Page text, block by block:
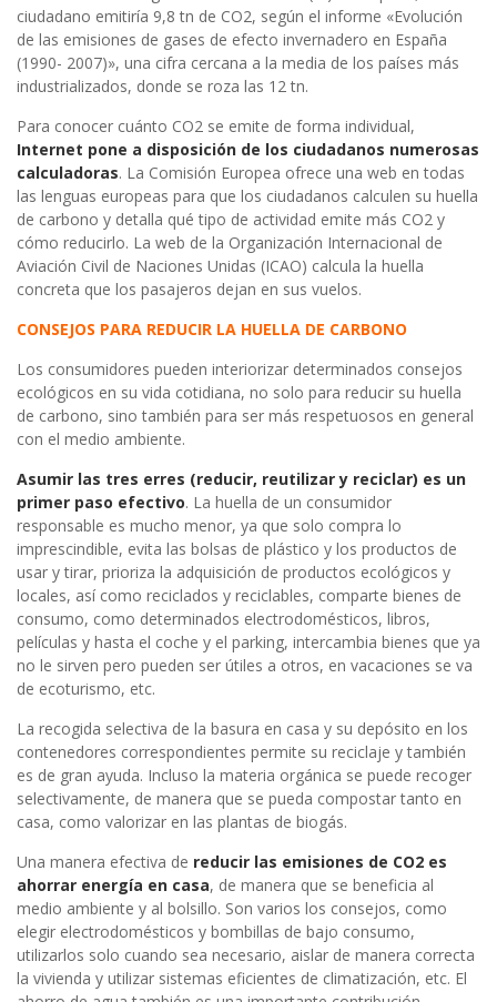
ciudadano emitiría 9,8 tn de CO2, según el informe «Evolución
de las emisiones de gases de efecto invernadero en España
(1990- 2007)», una cifra cercana a la media de los países más
industrializados, donde se roza las 12 tn.
Para conocer cuánto CO2 se emite de forma individual,
Internet pone a disposición de los ciudadanos numerosas
calculadoras. La Comisión Europea ofrece una web en todas
las lenguas europeas para que los ciudadanos calculen su huella
de carbono y detalla qué tipo de actividad emite más CO2 y
cómo reducirlo. La web de la Organización Internacional de
Aviación Civil de Naciones Unidas (ICAO) calcula la huella
concreta que los pasajeros dejan en sus vuelos.
CONSEJOS PARA REDUCIR LA HUELLA DE CARBONO
Los consumidores pueden interiorizar determinados consejos
ecológicos en su vida cotidiana, no solo para reducir su huella
de carbono, sino también para ser más respetuosos en general
con el medio ambiente.
Asumir las tres erres (reducir, reutilizar y reciclar) es un
primer paso efectivo. La huella de un consumidor
responsable es mucho menor, ya que solo compra lo
imprescindible, evita las bolsas de plástico y los productos de
usar y tirar, prioriza la adquisición de productos ecológicos y
locales, así como reciclados y reciclables, comparte bienes de
consumo, como determinados electrodomésticos, libros,
películas y hasta el coche y el parking, intercambia bienes que ya
no le sirven pero pueden ser útiles a otros, en vacaciones se va
de ecoturismo, etc.
La recogida selectiva de la basura en casa y su depósito en los
contenedores correspondientes permite su reciclaje y también
es de gran ayuda. Incluso la materia orgánica se puede recoger
selectivamente, de manera que se pueda compostar tanto en
casa, como valorizar en las plantas de biogás.
Una manera efectiva de reducir las emisiones de CO2 es
ahorrar energía en casa, de manera que se beneficia al
medio ambiente y al bolsillo. Son varios los consejos, como
elegir electrodomésticos y bombillas de bajo consumo,
utilizarlos solo cuando sea necesario, aislar de manera correcta
la vivienda y utilizar sistemas eficientes de climatización, etc. El